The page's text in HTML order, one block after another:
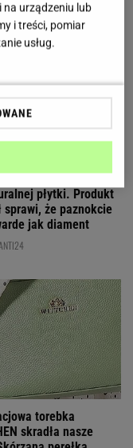
hybrydami, nadchodzi
płytki. Produkt
sprawi, że paznokcie
jak diament
torebka
skradła nasze
urządzeniu lub
i treści, pomiar
usług.